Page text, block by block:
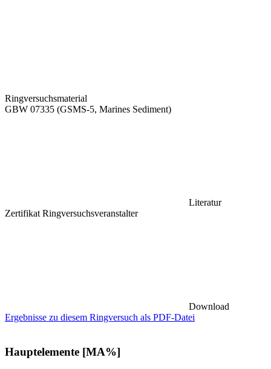
Ringversuchsmaterial
GBW 07335 (GSMS-5, Marines Sediment)
Literatur
Zertifikat Ringversuchsveranstalter
Download
Ergebnisse zu diesem Ringversuch als PDF-Datei
Hauptelemente [MA%]